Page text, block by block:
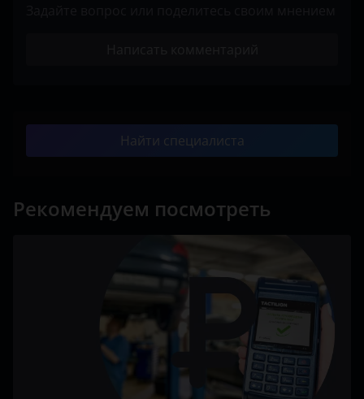
Найти специалиста
Рекомендуем посмотреть